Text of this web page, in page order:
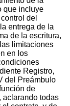
que incluye
del
entrega de la
de la escritura,
limitaciones
en los
Registro,
del Preámbulo
de
aclarando todas